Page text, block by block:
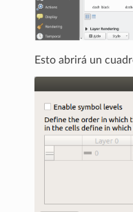
Esto abrirá un